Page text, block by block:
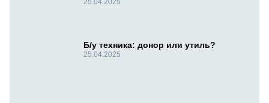
25.04.2025
Б/у техника: донор или утиль?
25.04.2025